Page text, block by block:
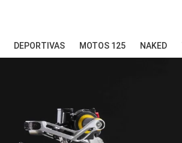
DEPORTIVAS MOTOS 125 NAKED